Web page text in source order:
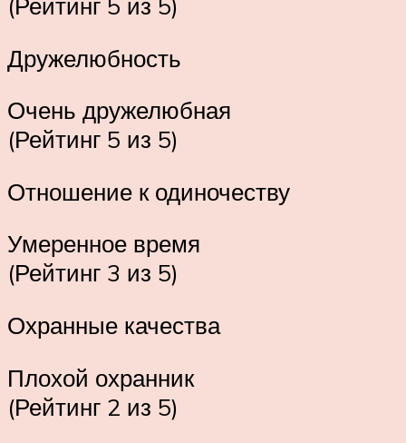
Дружелюбность
Очень дружелюбная
(Рейтинг 5 из 5)
Отношение к одиночеству
Умеренное время
(Рейтинг 3 из 5)
Охранные качества
Плохой охранник
(Рейтинг 2 из 5)